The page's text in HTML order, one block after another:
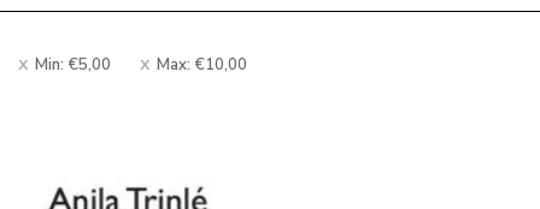
Min: €5,00 Max: €10,00